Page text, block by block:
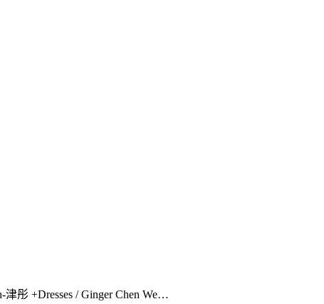
彤 +Dresses / Ginger Chen We…